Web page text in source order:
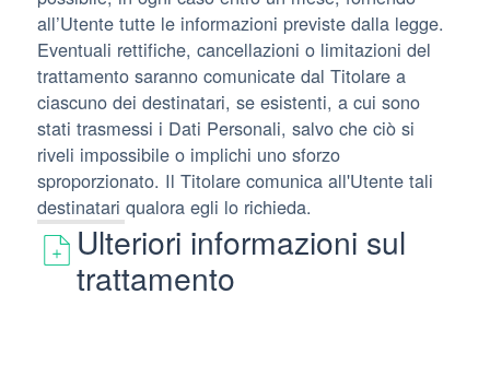
all’Utente tutte le informazioni previste dalla legge.
Eventuali rettifiche, cancellazioni o limitazioni del
trattamento saranno comunicate dal Titolare a
ciascuno dei destinatari, se esistenti, a cui sono
stati trasmessi i Dati Personali, salvo che ciò si
riveli impossibile o implichi uno sforzo
sproporzionato. Il Titolare comunica all'Utente tali
destinatari qualora egli lo richieda.
Ulteriori informazioni sul
trattamento